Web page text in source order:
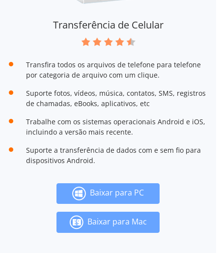
Transferência de Celular
Transfira todos os arquivos de telefone para telefone
por categoria de arquivo com um clique.
Suporte fotos, vídeos, música, contatos, SMS, registros
de chamadas, eBooks, aplicativos, etc
Trabalhe com os sistemas operacionais Android e iOS,
incluindo a versão mais recente.
Suporte a transferência de dados com e sem fio para
dispositivos Android.
Baixar para PC
Baixar para Mac